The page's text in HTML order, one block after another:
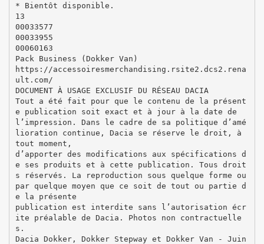
* Bientôt disponible.
13
00033577
00033955
00060163
Pack Business (Dokker Van)
https://accessoiresmerchandising.rsite2.dcs2.rena
ult.com/
DOCUMENT À USAGE EXCLUSIF DU RÉSEAU DACIA
Tout a été fait pour que le contenu de la présent
e publication soit exact et à jour à la date de
l’impression. Dans le cadre de sa politique d’amé
lioration continue, Dacia se réserve le droit, à
tout moment,
d’apporter des modifications aux spécifications d
e ses produits et à cette publication. Tous droit
s réservés. La reproduction sous quelque forme ou
par quelque moyen que ce soit de tout ou partie d
e la présente
publication est interdite sans l’autorisation écr
ite préalable de Dacia. Photos non contractuelle
s.
Dacia Dokker, Dokker Stepway et Dokker Van - Juin